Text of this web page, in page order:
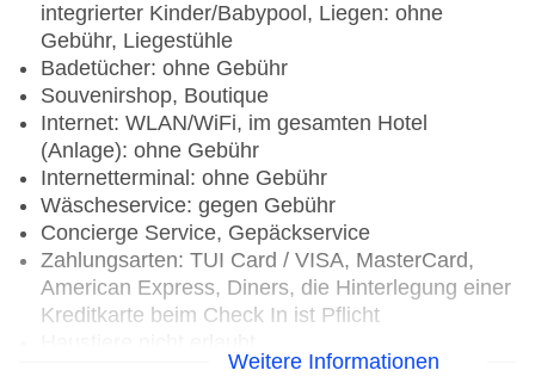
integrierter Kinder/Babypool, Liegen: ohne
Gebühr, Liegestühle
Badetücher: ohne Gebühr
Souvenirshop, Boutique
Internet: WLAN/WiFi, im gesamten Hotel
(Anlage): ohne Gebühr
Internetterminal: ohne Gebühr
Wäscheservice: gegen Gebühr
Concierge Service, Gepäckservice
Zahlungsarten: TUI Card / VISA, MasterCard,
American Express, Diners, die Hinterlegung einer
Kreditkarte beim Check In ist Pflicht
Parkmöglichkeiten: Parkplatz (nach
Weitere Informationen